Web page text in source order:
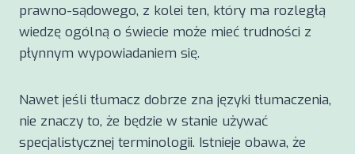
prawno-sądowego, z kolei ten, który ma rozległą
wiedzę ogólną o świecie może mieć trudności z
płynnym wypowiadaniem się.
Nawet jeśli tłumacz dobrze zna języki tłumaczenia,
nie znaczy to, że będzie w stanie używać
specjalistycznej terminologii. Istnieje obawa, że